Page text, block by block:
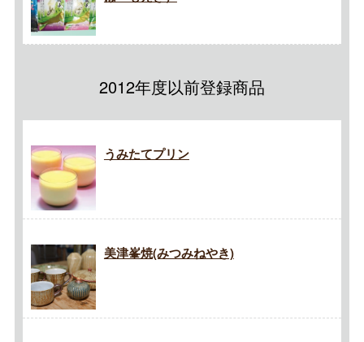
2012年度以前登録商品
うみたてプリン
美津峯焼(みつみねやき)